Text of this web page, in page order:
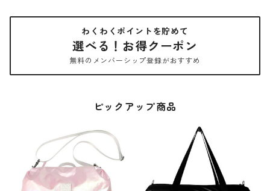
わくわくポイントを貯めて
選べる！お得クーポン
無料のメンバーシップ登録がおすすめ
ピックアップ商品